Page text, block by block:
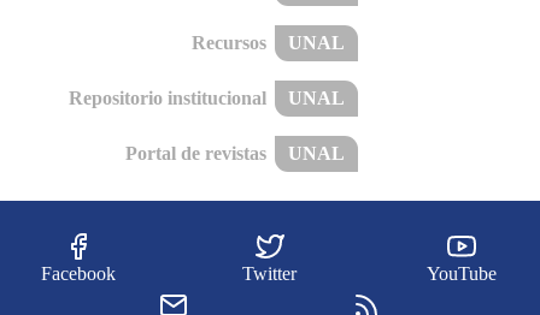
Recursos UNAL
Repositorio institucional UNAL
Portal de revistas UNAL
Facebook Twitter YouTube